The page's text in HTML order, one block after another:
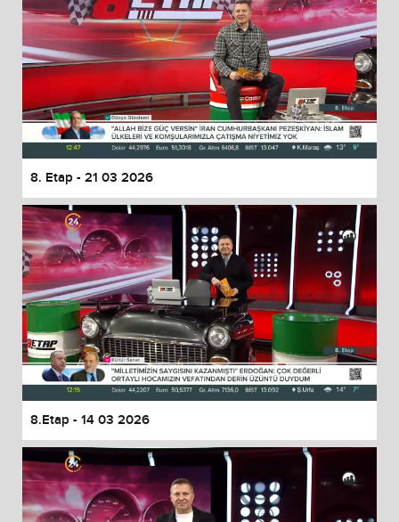
8. Etap - 21 03 2026
8.Etap - 14 03 2026